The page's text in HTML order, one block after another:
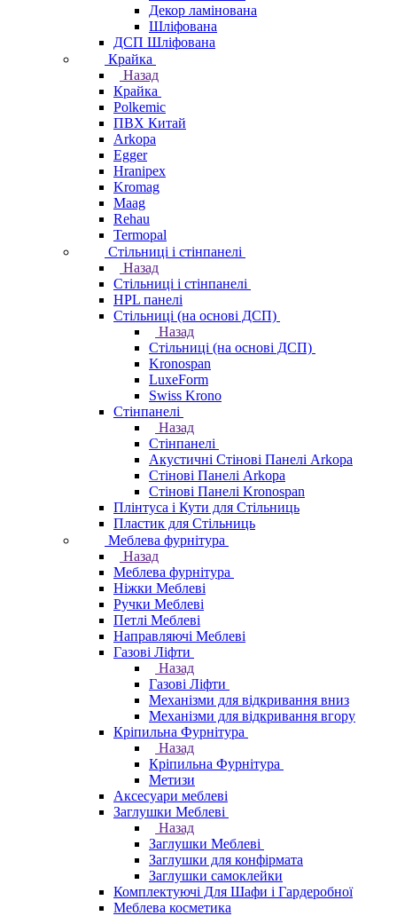
Декор ламінована
Шліфована
ДСП Шліфована
Крайка
Назад
Крайка
Polkemic
ПВХ Китай
Arkopa
Egger
Hranipex
Kromag
Maag
Rehau
Termopal
Стільниці і стінпанелі
Назад
Стільниці і стінпанелі
HPL панелі
Стільниці (на основі ДСП)
Назад
Стільниці (на основі ДСП)
Kronospan
LuxeForm
Swiss Krono
Стінпанелі
Назад
Стінпанелі
Акустичні Стінові Панелі Аrkopa
Стінові Панелі Arkopa
Стінові Панелі Kronospan
Плінтуса і Кути для Стільниць
Пластик для Стільниць
Меблева фурнітура
Назад
Меблева фурнітура
Ніжки Меблеві
Ручки Меблеві
Петлі Меблеві
Направляючі Меблеві
Газові Ліфти
Назад
Газові Ліфти
Механізми для відкривання вниз
Механізми для відкривання вгору
Кріпильна Фурнітура
Назад
Кріпильна Фурнітура
Метизи
Аксесуари меблеві
Заглушки Меблеві
Назад
Заглушки Меблеві
Заглушки для конфірмата
Заглушки самоклейки
Комплектуючі Для Шафи і Гардеробної
Меблева косметика